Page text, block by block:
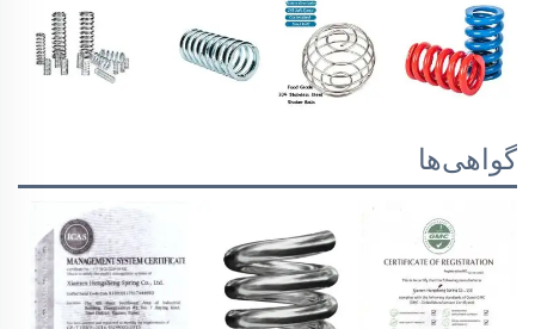
گواهی‌ها